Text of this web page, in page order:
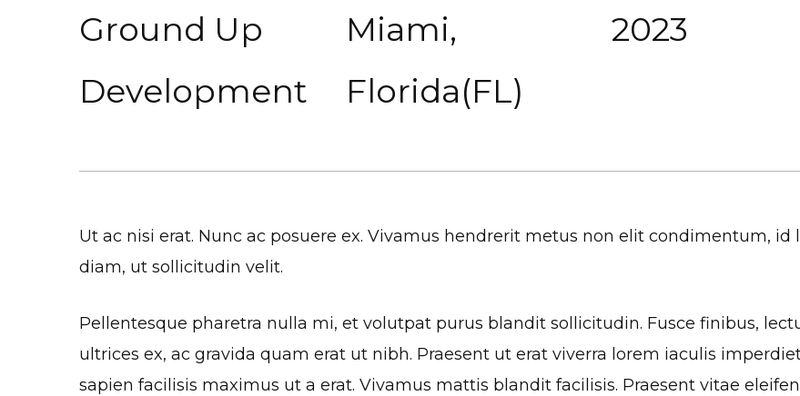
Ground Up
Development
Miami,
Florida(FL)
2023
Ut ac nisi erat. Nunc ac posuere ex. Vivamus hendrerit metus non elit condimentum,
diam, ut sollicitudin velit.
Pellentesque pharetra nulla mi, et volutpat purus blandit sollicitudin. Fusce finibus,
ultrices ex, ac gravida quam erat ut nibh. Praesent ut erat viverra lorem iaculis
sapien facilisis maximus ut a erat. Vivamus mattis blandit facilisis. Praesent vitae